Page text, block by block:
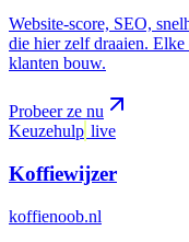
Website-score, SEO,
die hier zelf draaien.
klanten bouw.
Probeer ze nu
Keuzehulp live
Koffiewijzer
koffienoob.nl